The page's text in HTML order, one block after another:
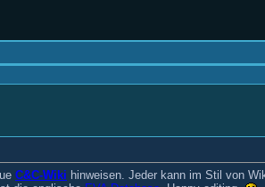
C&C-Wiki hinweisen. Jeder kann im Stil von